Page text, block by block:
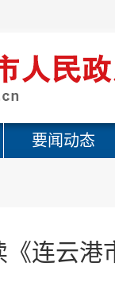
要闻动态
《连云港